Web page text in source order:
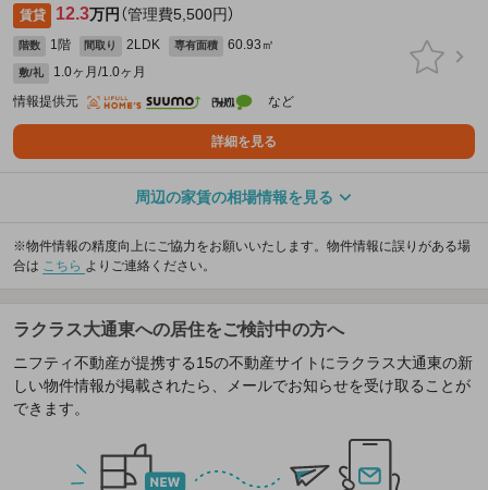
賃貸 12.3万円 （管理費5,500円）
階数 1階 間取り 2LDK 専有面積 60.93㎡
敷/礼
1.0ヶ月/1.0ヶ月
情報提供元
など
詳細を見る
周辺の家賃の相場情報を見る
※物件情報の精度向上にご協力をお願いいたします。物件情報に誤りがある場
合は こちら よりご連絡ください。
ラクラス大通東への居住をご検討中の方へ
ニフティ不動産が提携する15の不動産サイトにラクラス大通東の新
しい物件情報が掲載されたら、メールでお知らせを受け取ることが
できます。